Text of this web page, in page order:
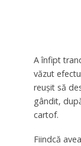
A înfipt
văzut
reușit să
gândit,
cartof.
Fiindcă